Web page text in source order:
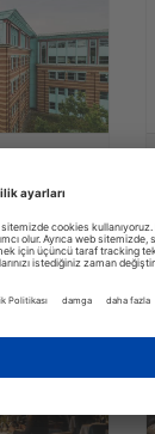
yarısı
en çok